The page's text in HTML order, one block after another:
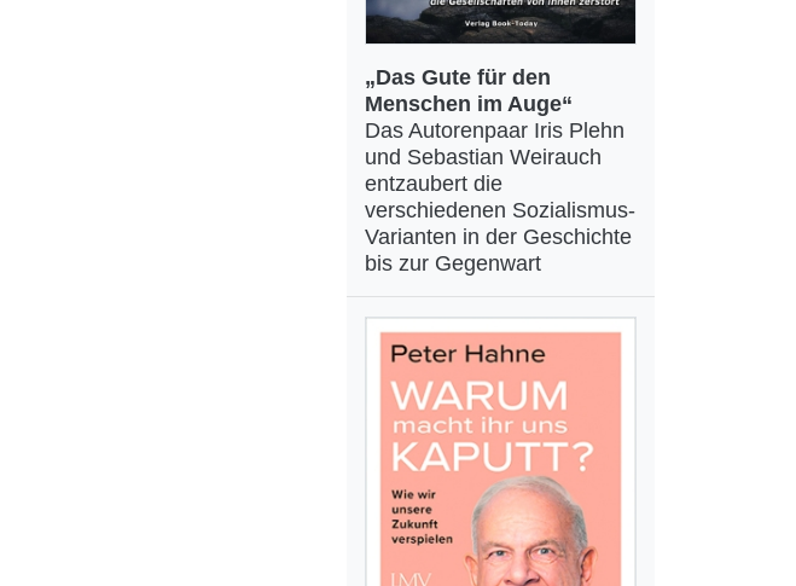
„Das Gute für den
Menschen im Auge“
Das Autorenpaar Iris Plehn
und Sebastian Weirauch
entzaubert die
verschiedenen Sozialismus-
Varianten in der Geschichte
bis zur Gegenwart